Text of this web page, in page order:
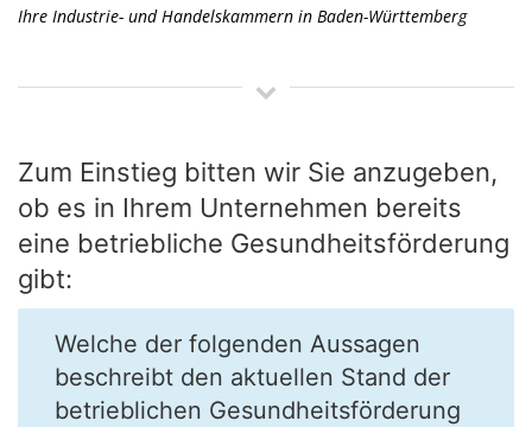
Ihre Industrie- und Handelskammern in Baden-Württemberg
Zum Einstieg bitten wir Sie anzugeben,
ob es in Ihrem Unternehmen bereits
eine betriebliche Gesundheitsförderung
gibt:
Welche der folgenden Aussagen
beschreibt den aktuellen Stand der
betrieblichen Gesundheitsförderung